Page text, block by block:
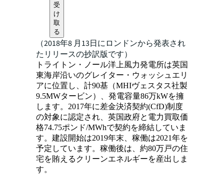
受
け
取
る
（2018年8 月13日にロンドンから発表され
たリリースの抄訳版です）
トライトン・ノール洋上風力発電所は英国
東海岸沿いのグレイター・ウォッシュエリ
アに位置し、計90基（MHIヴェスタス社製
9.5MWタービン）、発電容量86万kWを擁
します。2017年に差金決済契約(CfD)制度
の対象に認定され、英国政府と電力買取価
格74.75ポンド/MWhで契約を締結していま
す。建設開始は2019年末、稼働は2021年を
予定しています。稼働後は、約80万戸の住
宅を賄えるクリーンエネルギーを産出しま
す。